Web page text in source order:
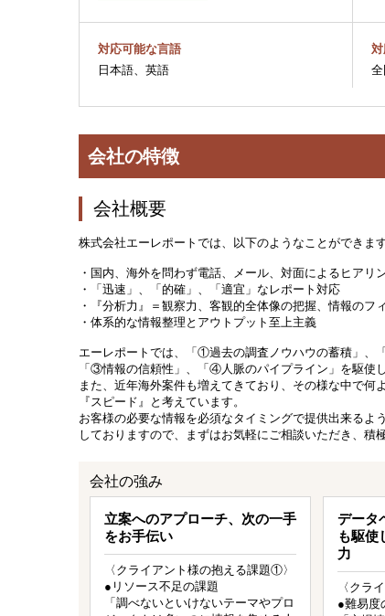
対応可能な言語
日本語、英語
会社の特徴
会社概要
株式会社エーレポートでは、以下のようなことができます
・国内、海外を問わず電話、メール、対面によるヒアリ
・「迅速」、「的確」、「適宜」なレポート対応
・『分析力』＝観察力、客観的全体像の把握、情報のフ
・体系的な情報整理とアウトプット至上主義
エーレポートでは、「①過去の調査ノウハウの蓄積」、
「③情報の信頼性」、「④人脈のパイプライン」を駆使
また、近年海外案件も増えてきており、その様な中で何
『スピード』と考えています。
お客様の必要な情報を必須なタイミングで提供出来るよ
しておりますので、まずはお気軽にご相談いただき、積
会社の強み
立案へのアプローチ、次の一手
をお手伝い
〈クライアント様の抱える課題①〉
●リソース不足の課題
「調べないといけないテーマやプロ
データ
も駆使
力
〈クラ
●難易度